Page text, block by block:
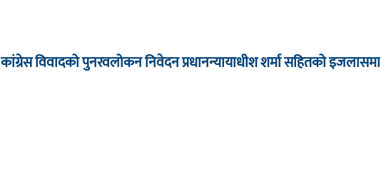
कांग्रेस विवादको पुनरवलोकन निवेदन प्रधानन्यायाधीश शर्मा सहितको इजलासमा